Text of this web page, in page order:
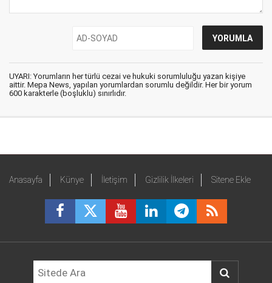
UYARI: Yorumların her türlü cezai ve hukuki sorumluluğu yazan kişiye
aittir. Mepa News, yapılan yorumlardan sorumlu değildir. Her bir yorum
600 karakterle (boşluklu) sınırlıdır.
Anasayfa Künye İletişim Gizlilik İlkeleri Sitene Ekle